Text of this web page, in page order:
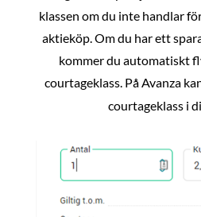
klassen om du inte handlar
aktieköp. Om du har ett
kommer du automatiskt
courtageklass. På Avanza
courtageklass i